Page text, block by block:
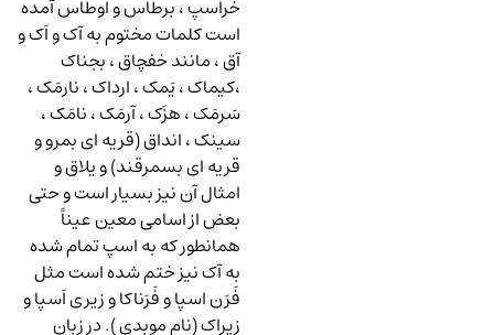
خراسپ ، برطاس و اوطاس آمده
است کلمات مختوم به آک و اَک و
آق ، مانند خفچاق ، بجناک
،کیماک ، یَمک ، ارداک ، نارمَک ،
سَرمَک ، هزَک ، آرمَک ، نامَک ،
سینک ، انداق (قریه ای بمرو و
قریه ای بسمرقند) و یلاق و
امثال آن نیز بسیار است و حتی
بعض از اسامی معین عیناً
همانطور که به اسپ تمام شده
به آک نیز ختم شده است مثل
فَرَن اسپا و فَرَناکا و زیری اَسپا و
زیراک (نام موبدی ). در زبان